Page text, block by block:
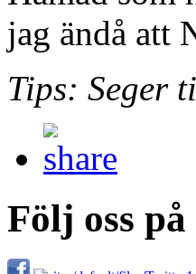
jag ändå att
Tips: Seger
Följ oss